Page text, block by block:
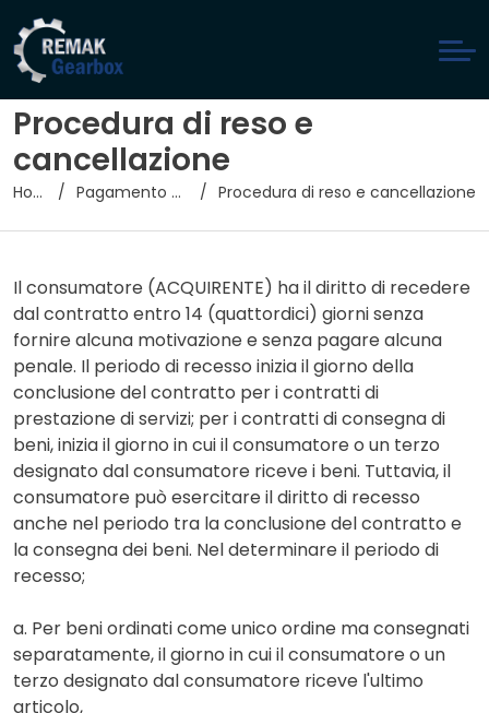
Procedura di reso e
cancellazione
Home Pagamento online Procedura di reso e cancellazione
Il consumatore (ACQUIRENTE) ha il diritto di recedere
dal contratto entro 14 (quattordici) giorni senza
fornire alcuna motivazione e senza pagare alcuna
penale. Il periodo di recesso inizia il giorno della
conclusione del contratto per i contratti di
prestazione di servizi; per i contratti di consegna di
beni, inizia il giorno in cui il consumatore o un terzo
designato dal consumatore riceve i beni. Tuttavia, il
consumatore può esercitare il diritto di recesso
anche nel periodo tra la conclusione del contratto e
la consegna dei beni. Nel determinare il periodo di
recesso;
a. Per beni ordinati come unico ordine ma consegnati
separatamente, il giorno in cui il consumatore o un
terzo designato dal consumatore riceve l'ultimo
articolo,